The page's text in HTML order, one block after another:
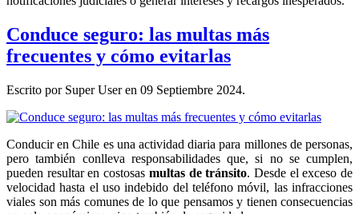
Conduce seguro: las multas más
frecuentes y cómo evitarlas
Escrito por Super User en 09 Septiembre 2024.
Conducir en Chile es una actividad diaria para millones de personas,
pero también conlleva responsabilidades que, si no se cumplen,
pueden resultar en costosas multas de tránsito. Desde el exceso de
velocidad hasta el uso indebido del teléfono móvil, las infracciones
viales son más comunes de lo que pensamos y tienen consecuencias